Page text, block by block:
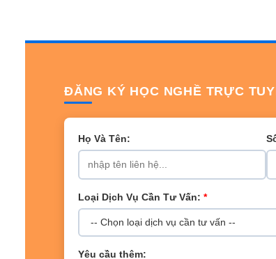
ĐĂNG KÝ HỌC NGHỀ TRỰC
Họ Và Tên:
Loại Dịch Vụ Cần Tư Vấn: *
Yêu cầu thêm: